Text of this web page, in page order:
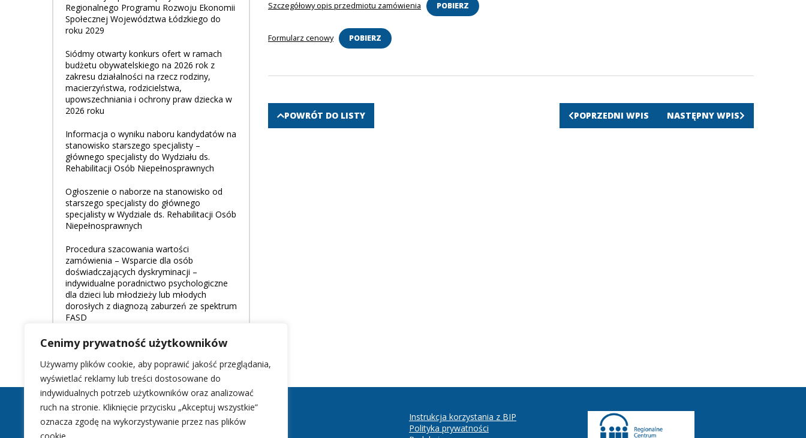
Cenimy prywatność użytkowników
Używamy plików cookie, aby poprawić jakość przeglądania,
wyświetlać reklamy lub treści dostosowane do
indywidualnych potrzeb użytkowników oraz analizować
ruch na stronie. Kliknięcie przycisku „Akceptuj wszystkie”
oznacza zgodę na wykorzystywanie przez nas plików
Regionalnego Programu Rozwoju Ekonomii
Społecznej Województwa Łódzkiego do
roku 2029
Siódmy otwarty konkurs ofert w ramach
budżetu obywatelskiego na 2026 rok z
zakresu działalności na rzecz rodziny,
macierzyństwa, rodzicielstwa,
upowszechniania i ochrony praw dziecka w
2026 roku
Informacja o wyniku naboru kandydatów na
stanowisko starszego specjalisty –
głównego specjalisty do Wydziału ds.
Rehabilitacji Osób Niepełnosprawnych
Ogłoszenie o naborze na stanowisko od
starszego specjalisty do głównego
specjalisty w Wydziale ds. Rehabilitacji Osób
Niepełnosprawnych
Procedura szacowania wartości
zamówienia – Wsparcie dla osób
doświadczających dyskryminacji –
indywidualne poradnictwo psychologiczne
dla dzieci lub młodzieży lub młodych
dorosłych z diagnozą zaburzeń ze spektrum
FASD
Szczegółowy opis przedmiotu zamówienia POBIERZ
Formularz cenowy POBIERZ
POWRÓT DO LISTY POPRZEDNI WPIS NASTĘPNY WPIS
Instrukcja korzystania z BIP
Polityka prywatności